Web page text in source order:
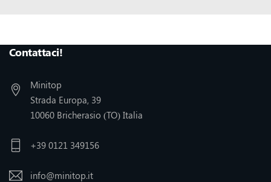
Contattaci!
Minitop
Strada Europa, 39
10060 Bricherasio (TO) Italia
+39 0121 349156
info@minitop.it